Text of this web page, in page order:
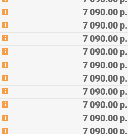
7 090.00 р.
7 090.00 р.
7 090.00 р.
7 090.00 р.
7 090.00 р.
7 090.00 р.
7 090.00 р.
7 090.00 р.
7 090.00 р.
7 090.00 р.